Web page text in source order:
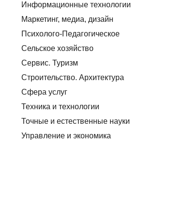
Информационные технологии
Маркетинг, медиа, дизайн
Психолого-Педагогическое
Сельское хозяйство
Сервис. Туризм
Строительство. Архитектура
Сфера услуг
Техника и технологии
Точные и естественные науки
Управление и экономика